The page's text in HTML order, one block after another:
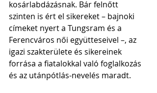
kosárlabdázásnak. Bár felnőtt
szinten is ért el sikereket – bajnoki
címeket nyert a Tungsram és a
Ferencváros női együtteseivel –, az
igazi szakterülete és sikereinek
forrása a fiatalokkal való foglalkozás
és az utánpótlás-nevelés maradt.